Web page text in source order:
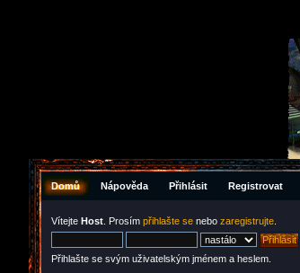
Domů Nápověda Přihlásit Registrovat
Vítejte Host . Prosím přihlašte se nebo zaregistrujte
Přihlašte se svým uživatelským jménem a heslem.